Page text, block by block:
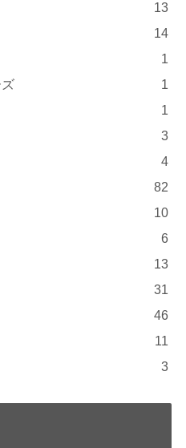
13
14
1
1
1
3
4
82
10
6
13
31
46
11
3